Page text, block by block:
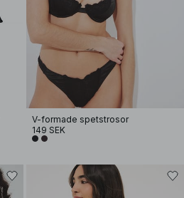
V-formade spetstrosor
149 SEK